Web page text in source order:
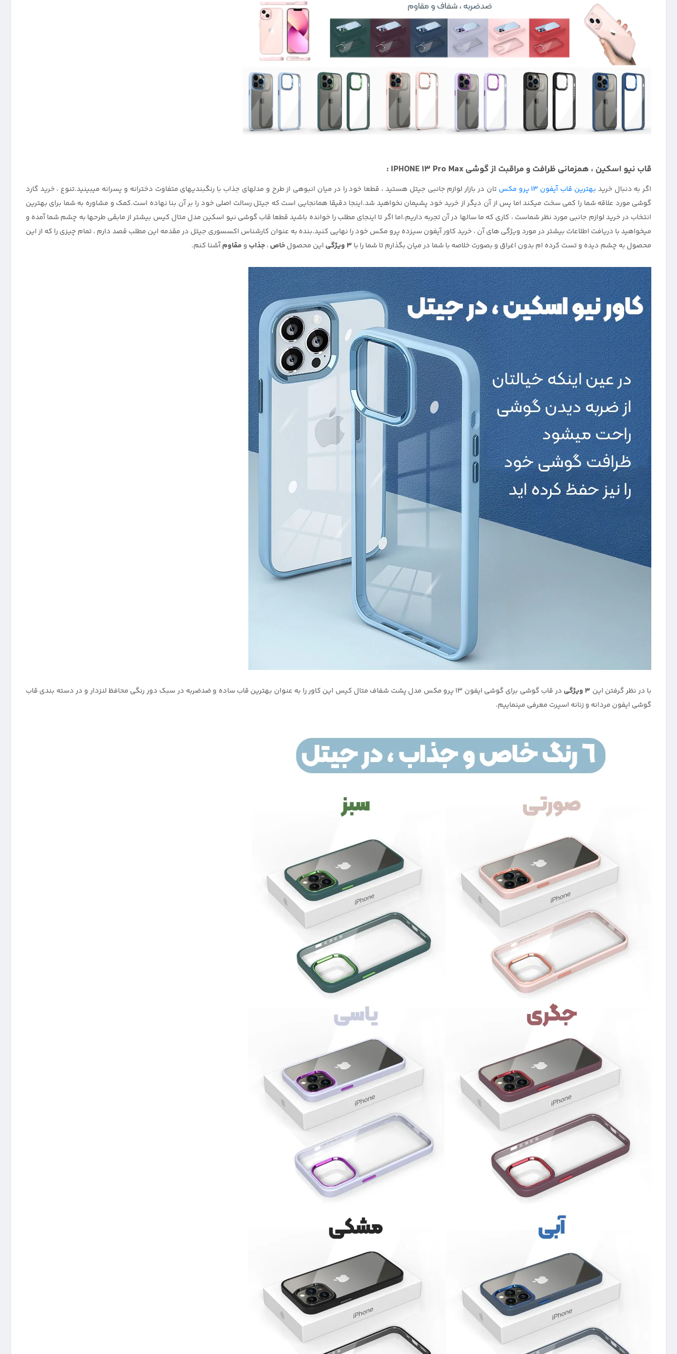
قاب نیو اسکین ، همزمانی ظرافت و مراقبت از گوشی IPHONE 13 Pro Max :
اگر به دنبال خرید بهترین قاب آیفون 13 پرو مکس
تان در بازار لوازم جانبی جیتل هستید ، قطعا خود را در میان انبوهی از طرح و مدلهای جذاب با رنگبندیهای متفاوت دخترانه و پسرانه میبینید.تنوع ، خرید گارد
گوشی مورد علاقه شما را کمی سخت میکند اما پس از آن دیگر از خرید خود پشیمان نخواهید شد.اینجا دقیقا همانجایی است که جیتل رسالت اصلی خود را بر آن بنا نهاده است.کمک و مشاوره به شما برای بهترین
انتخاب در خرید لوازم جانبی مورد نظر شماست ، کاری که ما سالها در آن تجربه داریم.اما اگر تا اینجای مطلب را خوانده باشید قطعا قاب گوشی نیو اسکین مدل متال کیس بیشتر از مابقی طرحها به چشم شما آمده و
میخواهید با دریافت اطلاعات بیشتر در مورد ویژگی های آن ، خرید کاور آیفون سیزده پرو مکس خود را نهایی کنید.بنده به عنوان کارشناس اکسسوری جیتل در مقدمه این مطلب قصد دارم ، تمام چیزی را که از این
محصول به چشم دیده و تست کرده ام بدون اغراق و بصورت خلاصه با شما در میان بگذارم تا شما را با 3 ویژگی این محصولخاص ،جذاب و مقاومآشنا کنم.
با در نظر گرفتن این 3 ویژگی
در قاب گوشی برای گوشی ایفون 13 پرو مکس مدل پشت شفاف متال کیس این کاور را به عنوان بهترین قاب ساده و ضدضربه در سبک دور رنگی محافظ لنزدار و در دسته بندی قاب
گوشی ایفون مردانه و زنانه اسپرت معرفی مینماییم.